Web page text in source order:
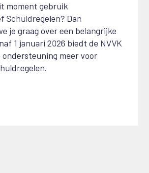
moment gebruik
Schuldregelen? Dan
je graag over een belangrijke
1 januari 2026 biedt de NVVK
ondersteuning meer voor